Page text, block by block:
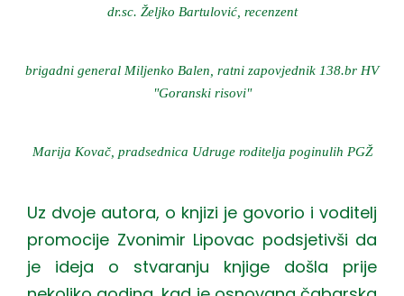
dr.sc. Željko Bartulović, recenzent
brigadni general Miljenko Balen, ratni zapovjednik 138.br HV
"Goranski risovi"
Marija Kovač, pradsednica Udruge roditelja poginulih PGŽ
Uz dvoje autora, o knjizi je govorio i voditelj
promocije Zvonimir Lipovac podsjetivši da
je ideja o stvaranju knjige došla prije